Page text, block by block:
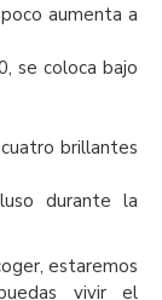
aumenta a
se coloca bajo
brillantes
durante la
estaremos
vivir el